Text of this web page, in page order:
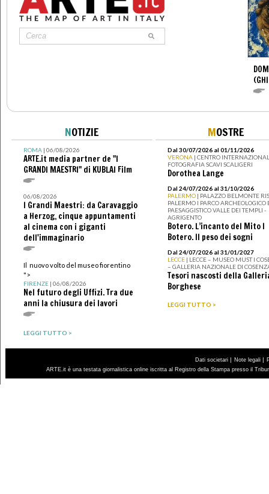
NOTIZIE
ROMA| 06/08/2026
ARTE.it media partner de "I
GRANDI MAESTRI" di KUBLAI Film
06/08/2026
I Grandi Maestri: da Caravaggio
a Herzog, cinque appuntamenti
al cinema con i giganti
dell'immaginario
Il nuovo volto del museo fiorentino
">
FIRENZE| 06/08/2026
Nel futuro degli Uffizi. Tra due
anni la chiusura dei lavori
LEGGI TUTTO >
MOSTRE
Dal 30/07/2026 al 01/11/2026
VERONA | CENTRO
FOTOGRAFIA SCAVI SCALIGERI
Dorothea Lange
Dal 24/07/2026 al 31/10/2026
PALERMO | PALAZZO BELMONTE
PALERMO I PARCO ARCHEOLOGICO
PAESAGGISTICO VALLE DEI TEMPLI -
AGRIGENTO
Botero. L’incanto del Mito I
Botero. Il peso dei sogni
Dal 24/07/2026 al 31/01/2027
LECCE | LECCE – MUSEO MUST I
– GALLERIA NAZIONALE DI
Tesori nascosti della
Borghese
LEGGI TUTTO >
Dati societari | Note legali |
ARTE.it è una testata giornalistica online iscritta al Registro della Stampa presso il